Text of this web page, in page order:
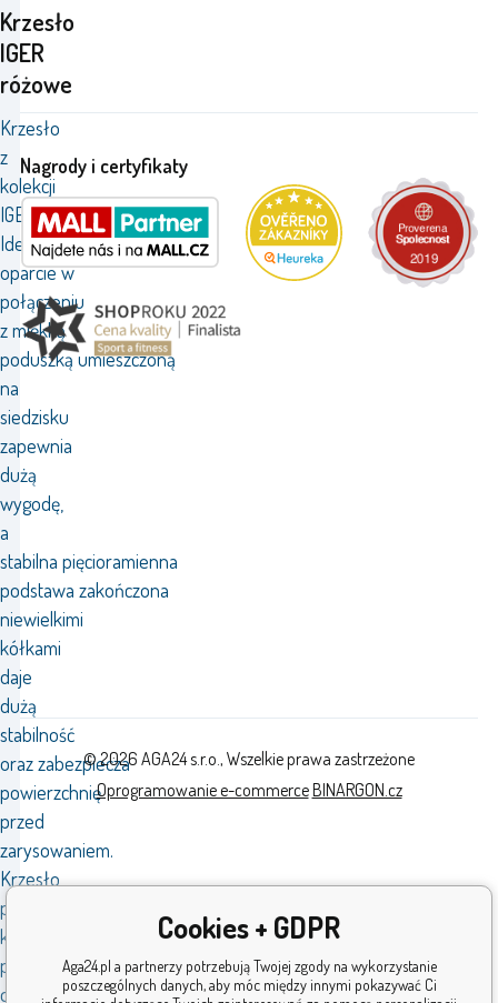
Krzesło
IGER
różowe
Krzesło
z
kolekcji
IGER
Idealnie wyprofilowane
oparcie w
połączeniu
z miękką
poduszką umieszczoną
na
siedzisku
zapewnia
dużą
wygodę,
a
stabilna pięcioramienna
podstawa zakończona
niewielkimi
kółkami
daje
dużą
stabilność
oraz zabezpiecza
powierzchnię
przed
zarysowaniem.
Krzesło
posiada siłownik,
który
pozwala
dostosować
Nagrody i certyfikaty
© 2026 AGA24 s.r.o., Wszelkie prawa zastrzeżone
Oprogramowanie e-commerceBINARGON.cz
Cookies + GDPR
Aga24.pl a partnerzy potrzebują Twojej zgody na wykorzystanie
poszczególnych danych, aby móc między innymi pokazywać Ci